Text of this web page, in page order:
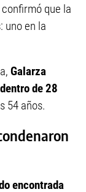
que la
uno en la
Galarza
de 28
54 años.
encontrada